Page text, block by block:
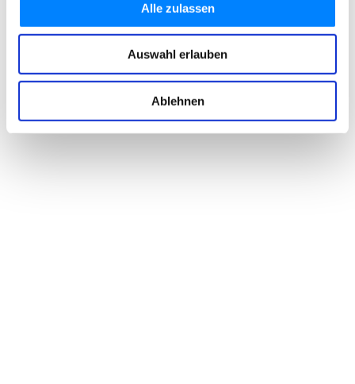
Alle zulassen
Auswahl erlauben
Ablehnen